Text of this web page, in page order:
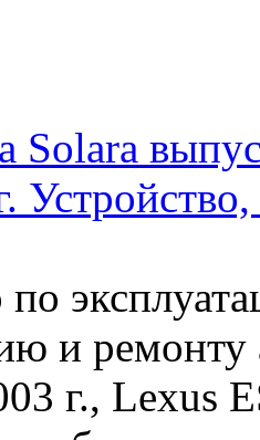
Solara
по
и ремонту
г., Lexus